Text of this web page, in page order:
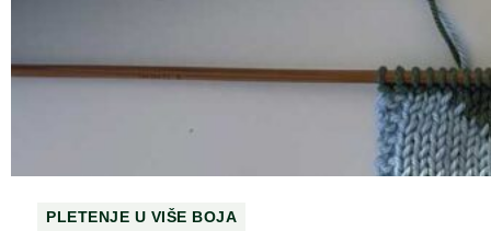
PLETENJE U VIŠE BOJA